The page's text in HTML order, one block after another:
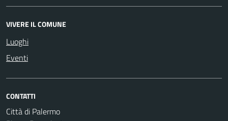
VIVERE IL COMUNE
Luoghi
Eventi
CONTATTI
Città di Palermo